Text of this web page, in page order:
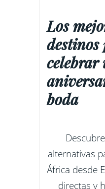
Los
destinos
celebrar
boda
alternativas
África desde
directas y